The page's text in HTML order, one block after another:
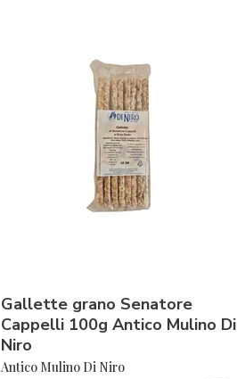
Gallette grano Senatore
Cappelli 100g Antico Mulino Di
Niro
Antico Mulino Di Niro